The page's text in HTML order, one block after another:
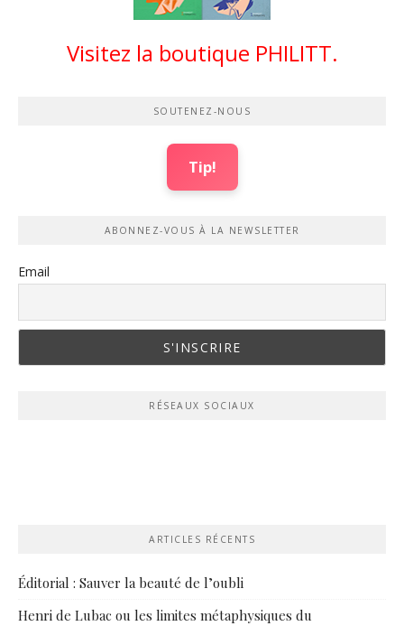
Visitez la boutique PHILITT.
SOUTENEZ-NOUS
Tip!
ABONNEZ-VOUS À LA NEWSLETTER
Email
RÉSEAUX SOCIAUX
ARTICLES RÉCENTS
Éditorial : Sauver la beauté de l’oubli
Henri de Lubac ou les limites métaphysiques du